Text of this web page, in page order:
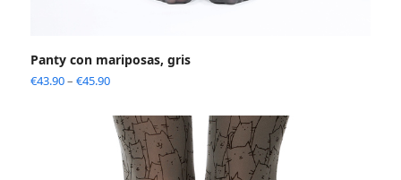
Panty con mariposas, gris
€43.90– €45.90